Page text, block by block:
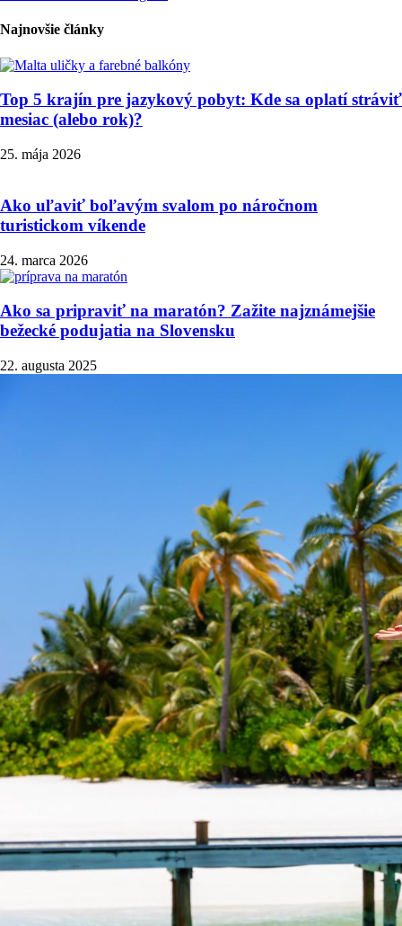
Najnovšie články
Top 5 krajín pre jazykový pobyt: Kde sa oplatí stráviť
mesiac (alebo rok)?
25. mája 2026
Ako uľaviť boľavým svalom po náročnom
turistickom víkende
24. marca 2026
Ako sa pripraviť na maratón? Zažite najznámejšie
bežecké podujatia na Slovensku
22. augusta 2025